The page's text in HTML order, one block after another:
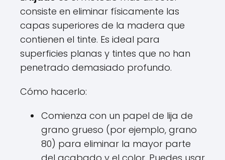
consiste en eliminar físicamente las
capas superiores de la madera que
contienen el tinte. Es ideal para
superficies planas y tintes que no han
penetrado demasiado profundo.
Cómo hacerlo:
Comienza con un papel de lija de
grano grueso (por ejemplo, grano
80) para eliminar la mayor parte